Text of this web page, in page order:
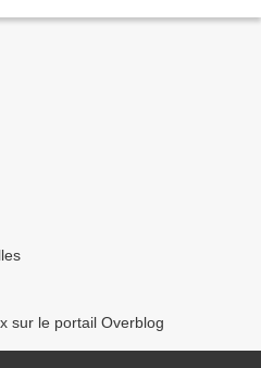
sur le portail Overblog